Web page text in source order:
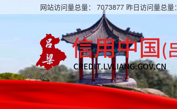
网站访问量总量： 7073877 昨日访问量总量：